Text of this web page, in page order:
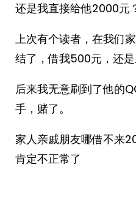
还是我直接给他2000元
上次有个读者，在我们
结了，借我500元，还是
后来我无意刷到了他的
手，赌了。
家人亲戚朋友哪借不来
肯定不正常了